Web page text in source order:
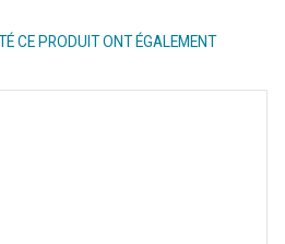
CE PRODUIT ONT ÉGALEMENT